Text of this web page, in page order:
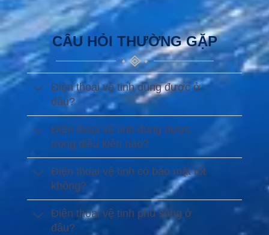
CÂU HỎI THƯỜNG GẶP
Điện thoại vệ tinh dùng được ở
đâu?
Điện thoại vệ tinh dùng được
trong điều kiên nào?
Điện thoại vệ tinh có bảo mật tốt
không?
Điện thoại vệ tinh phủ sóng ở
đâu?